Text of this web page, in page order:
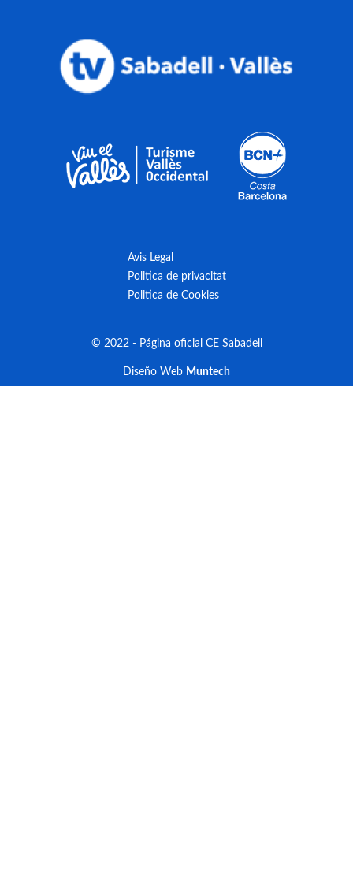
Avis Legal
Politica de privacitat
Politica de Cookies
© 2022 - Página oficial CE Sabadell
Diseño Web Muntech